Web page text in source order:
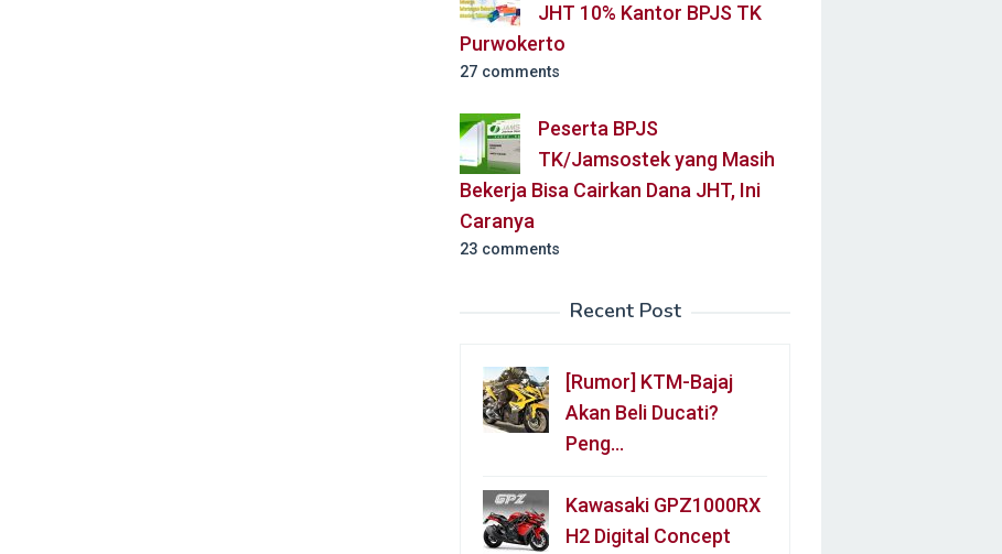
JHT 10% Kantor BPJS TK
Purwokerto
27 comments
Peserta BPJS
TK/Jamsostek yang Masih
Bekerja Bisa Cairkan Dana JHT, Ini
Caranya
23 comments
Recent Post
[Rumor] KTM-Bajaj
Akan Beli Ducati?
Peng…
Kawasaki GPZ1000RX
H2 Digital Concept